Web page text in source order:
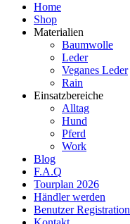
Home
Shop
Materialien
Baumwolle
Leder
Veganes Leder
Rain
Einsatzbereiche
Alltag
Hund
Pferd
Work
Blog
F.A.Q
Tourplan 2026
Händler werden
Benutzer Registration